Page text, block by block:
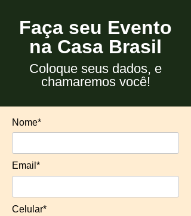
Faça seu Evento
na Casa Brasil
Coloque seus dados, e
chamaremos você!
Nome*
Email*
Celular*